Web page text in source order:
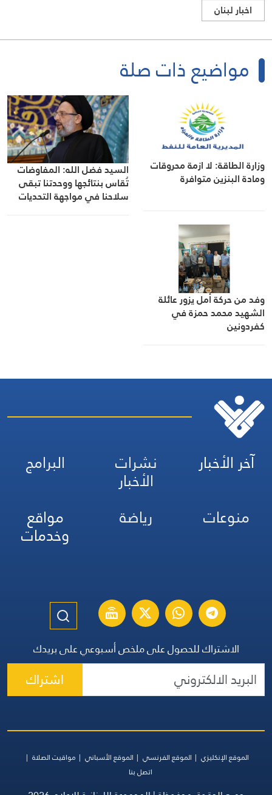
اخبار لبنان
مواضيع ذات صلة
وزارة الطاقة: لا ازمة محروقات
ومادة البنزين متوافرة
السيد فضل الله: المفاوضات
تُقاس بنتائجها ووحدتنا تبقى
سلاحنا في مواجهة التحديات
وفد من حركة أمل يزور عائلة
الشهيد محمد حمزة في
كفردونين
آخر الأخبار نشرات
الأخبار
البرامج
منوعات
رياضة مواقع
وخدمات
الاشتراك للحصول على ملخص أسبوعي على بريدك
اشتراك
الموقع الإنكليزي الموقع الفرنسي الموقع الأسباني
مواقيت الصلاة
اتصل بنا